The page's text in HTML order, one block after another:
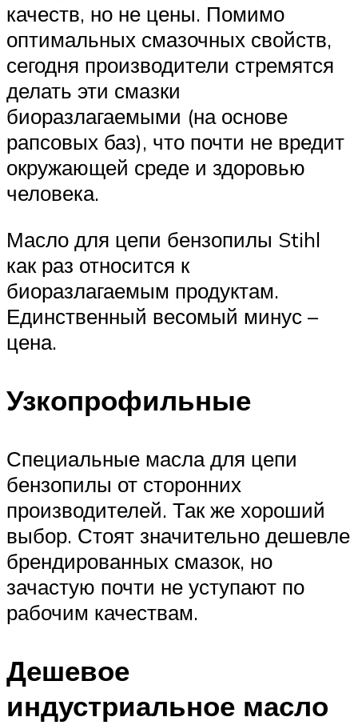
качеств, но не цены. Помимо
оптимальных смазочных свойств,
сегодня производители стремятся
делать эти смазки
биоразлагаемыми (на основе
рапсовых баз), что почти не вредит
окружающей среде и здоровью
человека.
Масло для цепи бензопилы Stihl
как раз относится к
биоразлагаемым продуктам.
Единственный весомый минус –
цена.
Узкопрофильные
Специальные масла для цепи
бензопилы от сторонних
производителей. Так же хороший
выбор. Стоят значительно дешевле
брендированных смазок, но
зачастую почти не уступают по
рабочим качествам.
Дешевое
индустриальное масло